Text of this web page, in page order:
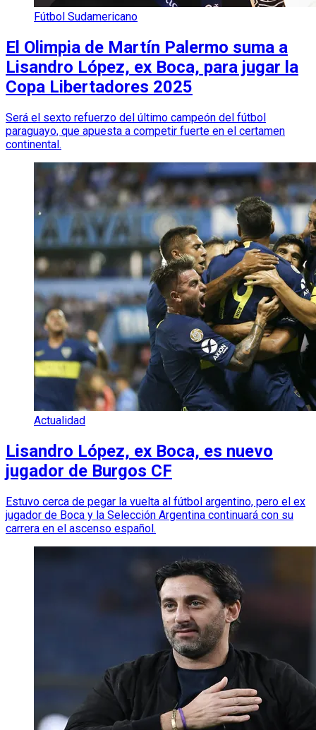
Fútbol Sudamericano
El Olimpia de Martín Palermo suma a
Lisandro López, ex Boca, para jugar la
Copa Libertadores 2025
Será el sexto refuerzo del último campeón del fútbol
paraguayo, que apuesta a competir fuerte en el certamen
continental.
Actualidad
Lisandro López, ex Boca, es nuevo
jugador de Burgos CF
Estuvo cerca de pegar la vuelta al fútbol argentino, pero el ex
jugador de Boca y la Selección Argentina continuará con su
carrera en el ascenso español.